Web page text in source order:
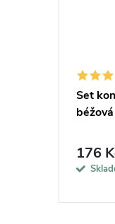
Set
béžová
176